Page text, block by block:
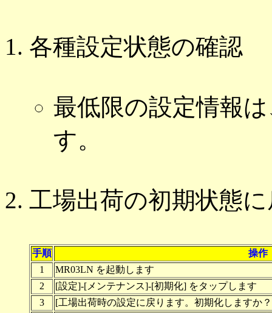
各種設定状態の確認
最低限の設定情報
す。
工場出荷の初期状態
手順
操作
1
MR03LN を起動します
2
[設定]-[メンテナンス]-[初期化] をタップします
3
[工場出荷時の設定に戻ります。初期化しますか